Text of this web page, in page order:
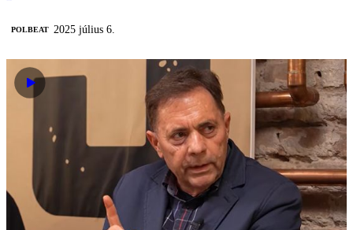
‎POLBEAT 2025 július 6.